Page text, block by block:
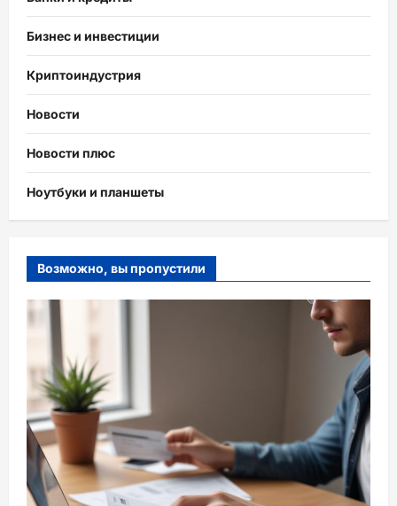
Бизнес и инвестиции
Криптоиндустрия
Новости
Новости плюс
Ноутбуки и планшеты
Возможно, вы пропустили